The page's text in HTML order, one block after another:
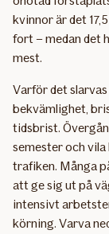
kvinnor är det
fort – medan det
mest.
Varför det
bekvämlighet,
tidsbrist.
semester och
trafiken. Många
att ge sig ut på
intensivt
körning. Varva